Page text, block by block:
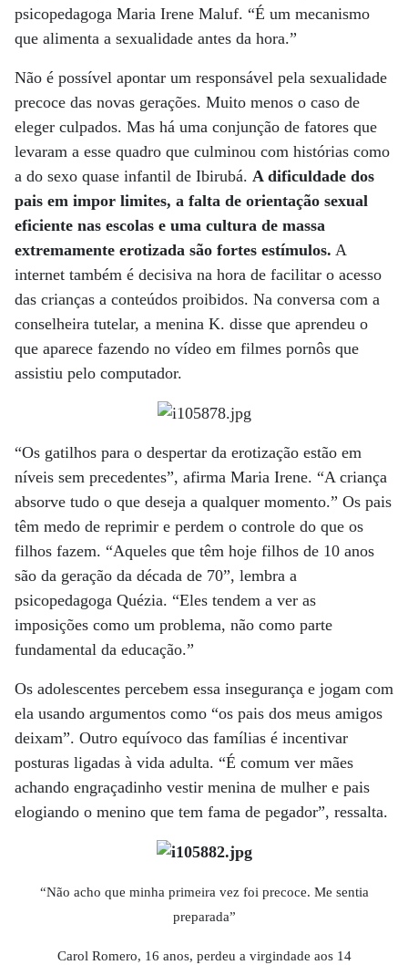
psicopedagoga Maria Irene Maluf. “É um mecanismo
que alimenta a sexualidade antes da hora.”
Não é possível apontar um responsável pela sexualidade
precoce das novas gerações. Muito menos o caso de
eleger culpados. Mas há uma conjunção de fatores que
levaram a esse quadro que culminou com histórias como
a do sexo quase infantil de Ibirubá. A dificuldade dos
pais em impor limites, a falta de orientação sexual
eficiente nas escolas e uma cultura de massa
extremamente erotizada são fortes estímulos. A
internet também é decisiva na hora de facilitar o acesso
das crianças a conteúdos proibidos. Na conversa com a
conselheira tutelar, a menina K. disse que aprendeu o
que aparece fazendo no vídeo em filmes pornôs que
assistiu pelo computador.
“Os gatilhos para o despertar da erotização estão em
níveis sem precedentes”, afirma Maria Irene. “A criança
absorve tudo o que deseja a qualquer momento.” Os pais
têm medo de reprimir e perdem o controle do que os
filhos fazem. “Aqueles que têm hoje filhos de 10 anos
são da geração da década de 70”, lembra a
psicopedagoga Quézia. “Eles tendem a ver as
imposições como um problema, não como parte
fundamental da educação.”
Os adolescentes percebem essa insegurança e jogam com
ela usando argumentos como “os pais dos meus amigos
deixam”. Outro equívoco das famílias é incentivar
posturas ligadas à vida adulta. “É comum ver mães
achando engraçadinho vestir menina de mulher e pais
elogiando o menino que tem fama de pegador”, ressalta.
“Não acho que minha primeira vez foi precoce. Me sentia
preparada”
Carol Romero, 16 anos, perdeu a virgindade aos 14